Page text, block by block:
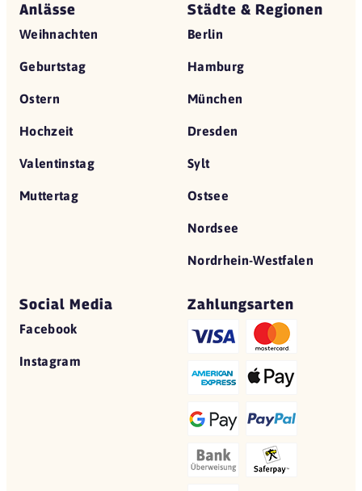
Anlässe
Weihnachten
Geburtstag
Ostern
Hochzeit
Valentinstag
Muttertag
Städte & Regionen
Berlin
Hamburg
München
Dresden
Sylt
Ostsee
Nordsee
Nordrhein-Westfalen
Social Media
Facebook
Instagram
Zahlungsarten